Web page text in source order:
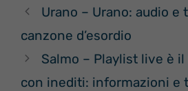
Urano – Urano: audio e
canzone d’esordio
Salmo – Playlist live è
con inediti: informazioni e